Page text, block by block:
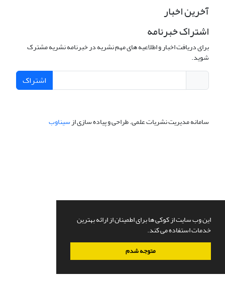
این وب سایت از کوکی ها برای اطمینان از ارائه بهترین
خدمات استفاده می کند.
متوجه شدم
آخرین اخبار
اشتراک خبرنامه
برای دریافت اخبار و اطلاعیه های مهم نشریه در خبرنامه نشریه مشترک
شوید.
اشتراک
سامانه مدیریت نشریات علمی.طراحی و پیاده سازی ازسیناوب